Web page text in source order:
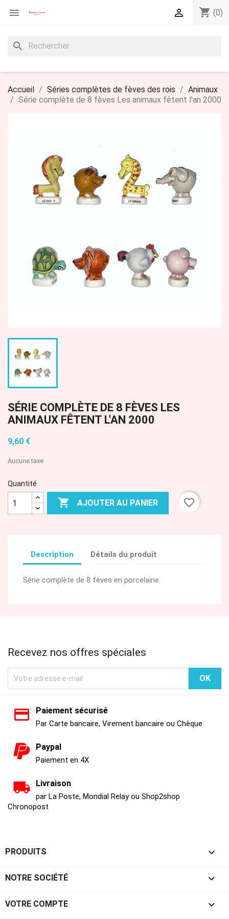
 shopping_cart (0)

search
Accueil Séries complètes de fèves des rois
Animaux
Série complète de 8 fèves Les animaux fêtent l'an 2000
SÉRIE COMPLÈTE DE 8 FÈVES LES
ANIMAUX FÊTENT L'AN 2000
9,60 €
Aucune taxe
Quantité
 AJOUTER AU PANIER favorite_border
Description Détails du produit
Série complète de 8 fèves en porcelaine.
Recevez nos offres spéciales
Paiement sécurisé
Par Carte bancaire, Virement bancaire ou Chèque
Paypal
Paiement en 4X
Livraison
par La Poste, Mondial Relay ou Shop2shop
Chronopost
PRODUITS 
NOTRE SOCIÉTÉ 
VOTRE COMPTE 